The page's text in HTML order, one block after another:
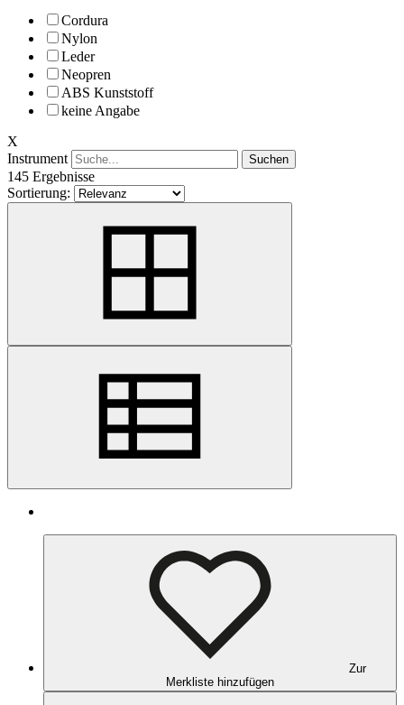
Cordura
Nylon
Leder
Neopren
ABS Kunststoff
keine Angabe
X
Instrument
Suchen
145 Ergebnisse
Sortierung:
Zur
Merkliste hinzufügen